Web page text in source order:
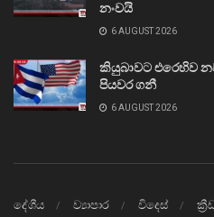
නංවයි
6 AUGUST 2026
කියුබාවට එරෙහිව
පියවර ගනී
6 AUGUST 2026
දේශීය ව්‍යාපාර විදෙස්